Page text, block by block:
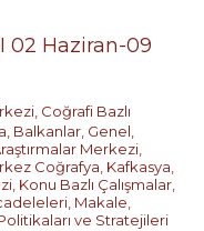
02 Haziran-09
, Coğrafi Bazlı
, Balkanlar, Genel,
Merkezi,
Coğrafya, Kafkasya,
, Konu Bazlı Çalışmalar,
, Makale,
ve Stratejileri